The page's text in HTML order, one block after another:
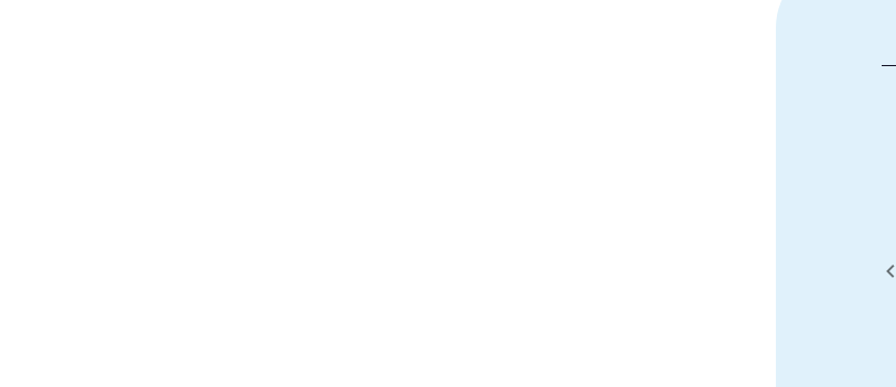
הגעתי בקלות למעמד הטרייד אין